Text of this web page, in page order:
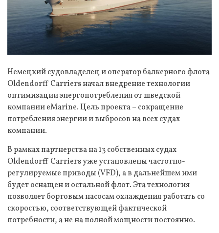
Немецкий судовладелец и оператор балкерного флота
Oldendorff Carriers начал внедрение технологии
оптимизации энергопотребления от шведской
компании eMarine. Цель проекта – сокращение
потребления энергии и выбросов на всех судах
компании.
В рамках партнерства на 13 собственных судах
Oldendorff Carriers уже установлены частотно-
регулируемые приводы (VFD), а в дальнейшем ими
будет оснащен и остальной флот. Эта технология
позволяет бортовым насосам охлаждения работать со
скоростью, соответствующей фактической
потребности, а не на полной мощности постоянно.